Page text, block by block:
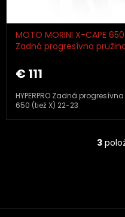
MOTO MORINI X-CAPE
Zadná progresívna
€ 111
HYPERPRO Zadná
650 (tiež X) 22-23
3